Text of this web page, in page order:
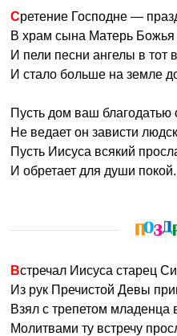
Сретение Господне —
В храм сына Матерь Божья
И пели песни ангелы в тот
И стало больше на земле
Пусть дом ваш благодатью
Не ведает он зависти
Пусть Иисуса всякий
И обретает для души покой.
Встречал Иисуса старец
Из рук Пречистой Девы
Взял с трепетом младенца
Молитвами ту встречу